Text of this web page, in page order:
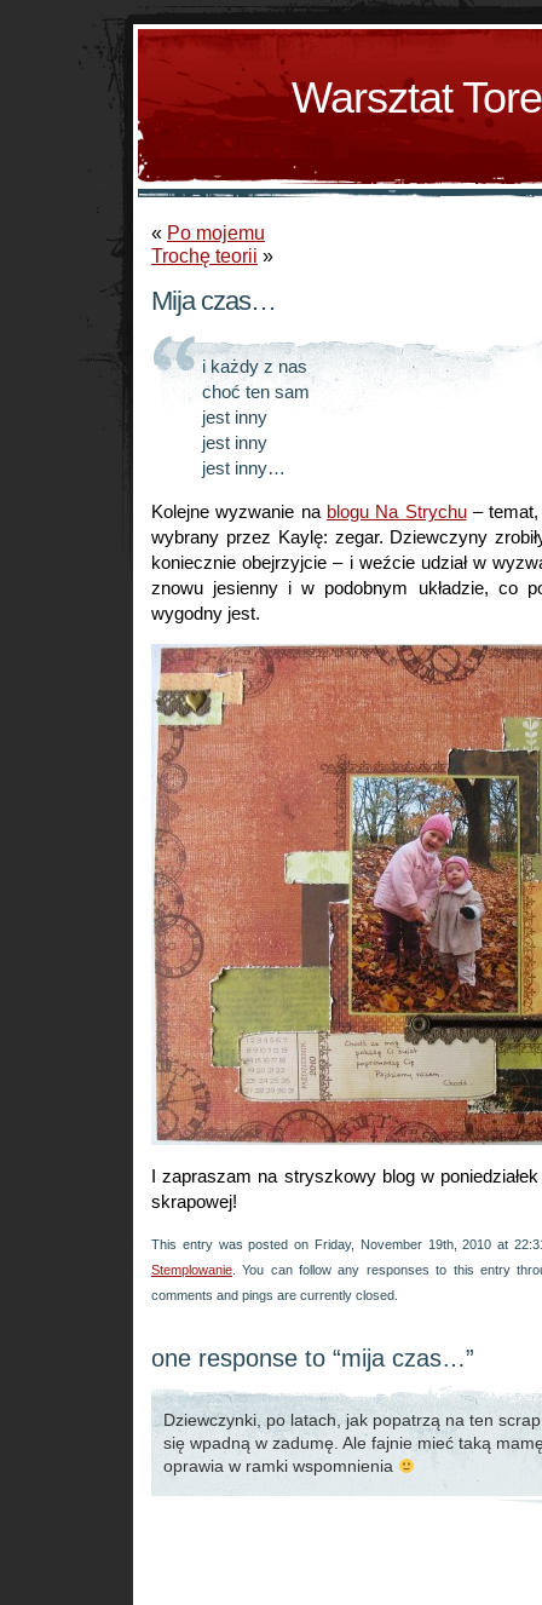
Warsztat
« Po mojemu
Trochę teorii »
Mija czas…
i każdy z nas
choć ten sam
jest inny
jest inny
jest inny…
Kolejne wyzwanie na blogu Na Strychu– temat,
wybrany przez Kaylę: zegar. Dziewczyny
koniecznie obejrzyjcie – i weźcie udział w
znowu jesienny i w podobnym układzie, co
wygodny jest.
I zapraszam na stryszkowy blog w
skrapowej!
This entry was posted on Friday, November 19th, 2010 at
Stemplowanie . You can follow any responses to this entry
comments and pings are currently closed.
one response to “mija czas…”
Dziewczynki, po latach, jak popatrzą na ten
się wpadną w zadumę. Ale fajnie mieć taką
oprawia w ramki wspomnienia